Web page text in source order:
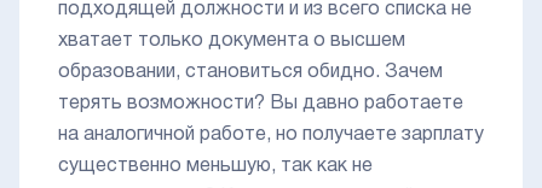
подходящей должности и из всего списка не
хватает только документа о высшем
образовании, становиться обидно. Зачем
терять возможности? Вы давно работаете
на аналогичной работе, но получаете зарплату
существенно меньшую, так как не